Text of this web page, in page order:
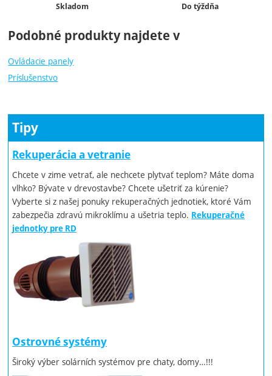
Dostupnosť:
Skladom Dostupnosť:
Do týždňa
Podobné produkty najdete v
Ovládacie panely
Príslušenstvo
Tipy
Rekuperácia a vetranie
Chcete v zime vetrať, ale nechcete plytvať teplom? Máte doma
vlhko? Bývate v drevostavbe? Chcete ušetriť za kúrenie?
Vyberte si z našej ponuky rekuperačných jednotiek, ktoré Vám
zabezpečia zdravú mikroklímu a ušetria teplo. Rekuperačné
jednotky pre RD
Ostrovné systémy
Široký výber solárních systémov pre chaty, domy…!!!